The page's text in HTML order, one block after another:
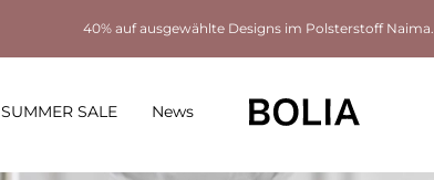
40% auf ausgewählte Designs im Polsterstoff Naima.
SUMMER SALE News